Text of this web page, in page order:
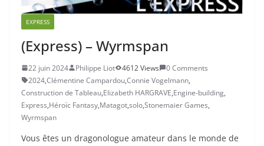
EXPRESS
(Express) – Wyrmspan
22 juin 2024 Philippe Liot 4612 Views
0 Comments
2024,Clémentine Campardou,Connie Vogelmann,
Construction de Tableau,Elizabeth HARGRAVE,Engine-building,
Express,Héroïc Fantasy,Matagot,solo,Stonemaier Games,
Wyrmspan
Vous êtes un dragonologue amateur dans le monde de